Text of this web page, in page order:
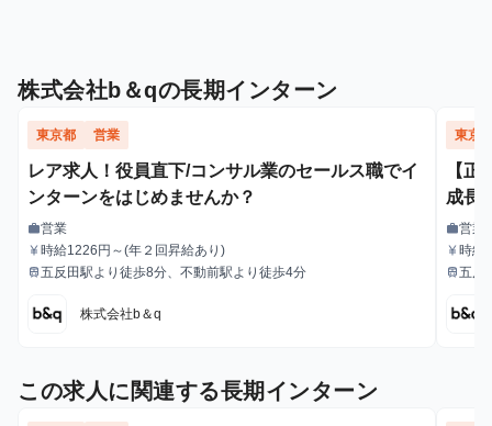
株式会社b＆qの長期インターン
東京都 営業
レア求人！役員直下/コンサル業のセールス職でイ
ンターンをはじめませんか？
職種
work営業
給与
currency_yen時給1226円～(年２回昇給あり)
最寄駅
train五反田駅より徒歩8分、不動前駅より徒歩4分
株式会社b＆q
東京
【
成長
職種
work営業
給与
currency_yen時給
給
最寄駅
train五反
この求人に関連する長期インターン